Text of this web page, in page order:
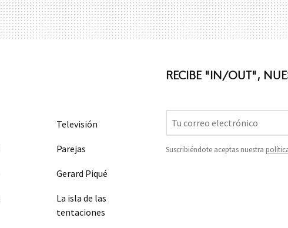
RECIBE "IN/OUT",
Suscribiéndote aceptas nuestra
Televisión
Parejas
Gerard Piqué
La isla de las
tentaciones